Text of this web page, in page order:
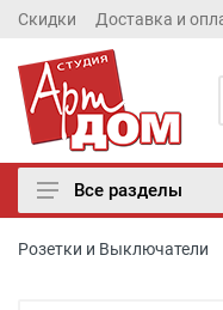
Скидки Доставка и
Все разделы
Розетки и Выключатели